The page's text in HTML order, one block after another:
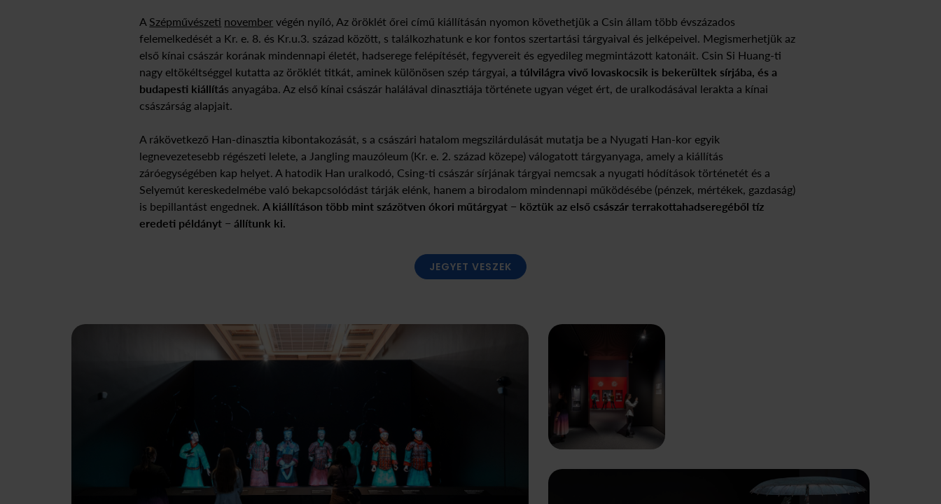
A Szépművészeti november végén nyíló, Az öröklét őrei című kiállításán nyomon követhetjük a Csin állam több évszázados
felemelkedését a Kr. e. 8. és Kr.u.3. század között, s találkozhatunk e kor fontos szertartási tárgyaival és jelképeivel. Megismerhetjük az
első kínai császár korának mindennapi életét, hadserege felépítését, fegyvereit és egyedileg megmintázott katonáit. Csin Si Huang-ti
nagy eltökéltséggel kutatta az öröklét titkát, aminek különösen szép tárgyai, a túlvilágra vivő lovaskocsik is bekerültek sírjába, és a
budapesti kiállítás anyagába. Az első kínai császár halálával dinasztiája története ugyan véget ért, de uralkodásával lerakta a kínai
császárság alapjait.
A rákövetkező Han-dinasztia kibontakozását, s a császári hatalom megszilárdulását mutatja be a Nyugati Han-kor egyik
legnevezetesebb régészeti lelete, a Jangling mauzóleum (Kr. e. 2. század közepe) válogatott tárgyanyaga, amely a kiállítás
záróegységében kap helyet. A hatodik Han uralkodó, Csing-ti császár sírjának tárgyai nemcsak a nyugati hódítások történetét és a
Selyemút kereskedelmébe való bekapcsolódást tárják elénk, hanem a birodalom mindennapi működésébe (pénzek, mértékek, gazdaság)
is bepillantást engednek.A kiállításon több mint százötven ókori műtárgyat − köztük az első császár terrakottahadseregéből tíz
eredeti példányt − állítunk ki.
JEGYET VESZEK